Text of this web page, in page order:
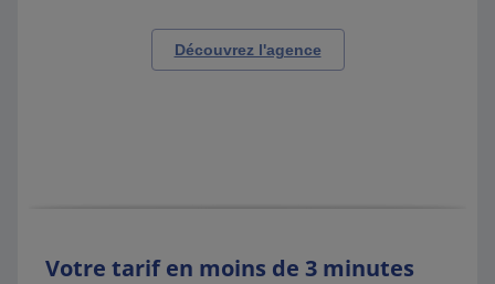
Découvrez l'agence
Votre tarif en moins de 3 minutes